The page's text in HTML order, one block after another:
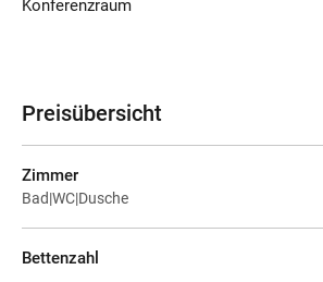
Konferenzraum
Preisübersicht
Zimmer
Bad|WC|Dusche
Bettenzahl